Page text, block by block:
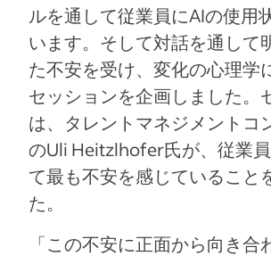
ルを通して従業員にAIの使用
います。そして対話を通して
た不安を受け、変化の心理学
セッションを企画しました。
は、タレントマネジメントコ
のUli Heitzlhofer氏が、従業
て最も不安を感じていること
た。
「この不安に正面から向き合